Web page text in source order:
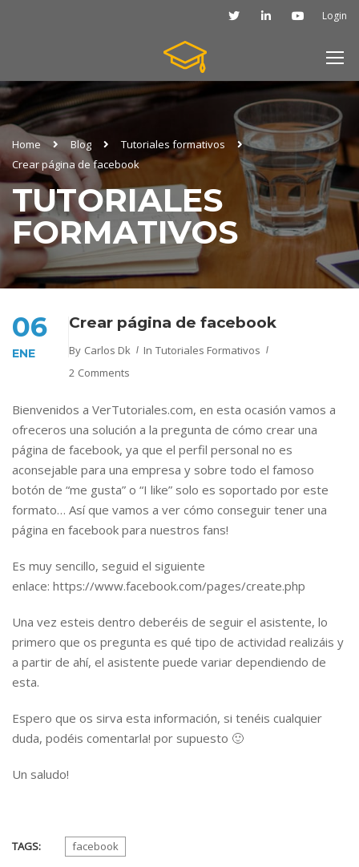
Login
Home Blog
Tutoriales formativos
Crear página de facebook
TUTORIALES
FORMATIVOS
06
ENE
Crear página de facebook
By Carlos Dk In Tutoriales Formativos
2 Comments
Bienvenidos a VerTutoriales.com, en esta ocasión vamos a
ofreceros una solución a la pregunta de cómo crear una
página de facebook, ya que el perfil personal no es
aconsejable para una empresa y sobre todo el famoso
botón de “me gusta” o “I like” solo es soportado por este
formato… Así que vamos a ver cómo conseguir tener una
página en facebook para nuestros fans!
Es muy sencillo, seguid el siguiente
enlace: https://www.facebook.com/pages/create.php
Una vez esteis dentro deberéis de seguir el asistente, lo
primero que os pregunta es qué tipo de actividad realizáis y
a partir de ahí, el asistente puede variar dependiendo de
esta.
Espero que os sirva esta información, si tenéis cualquier
duda, podéis comentarla! por supuesto 🙂
Un saludo!
TAGS: facebook